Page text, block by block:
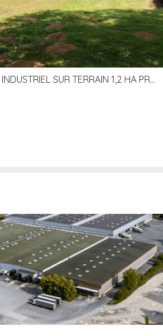
A VENDRE - BÂTIMENT INDUSTRIEL SUR TERRAIN 1,2 HA PROCHE ÉCHANGEUR A10 - SOUDAN (79)